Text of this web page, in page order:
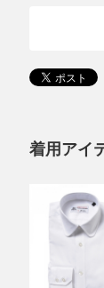
着用アイ